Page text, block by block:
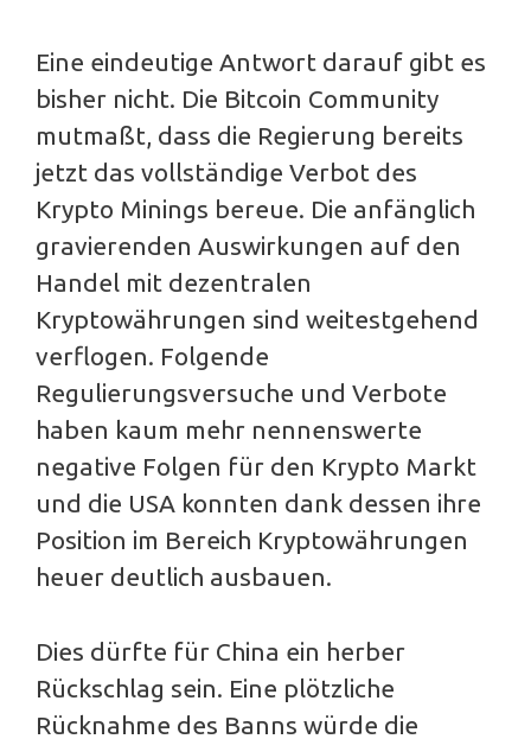
Eine eindeutige Antwort darauf gibt es
bisher nicht. Die Bitcoin Community
mutmaßt, dass die Regierung bereits
jetzt das vollständige Verbot des
Krypto Minings bereue. Die anfänglich
gravierenden Auswirkungen auf den
Handel mit dezentralen
Kryptowährungen sind weitestgehend
verflogen. Folgende
Regulierungsversuche und Verbote
haben kaum mehr nennenswerte
negative Folgen für den Krypto Markt
und die USA konnten dank dessen ihre
Position im Bereich Kryptowährungen
heuer deutlich ausbauen.
Dies dürfte für China ein herber
Rückschlag sein. Eine plötzliche
Rücknahme des Banns würde die